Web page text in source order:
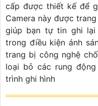
cấp được thiết kế để
Camera này được
giúp bạn tự tin ghi
trong điều kiện ánh
trang bị công nghệ
loại bỏ các rung
trình ghi hình